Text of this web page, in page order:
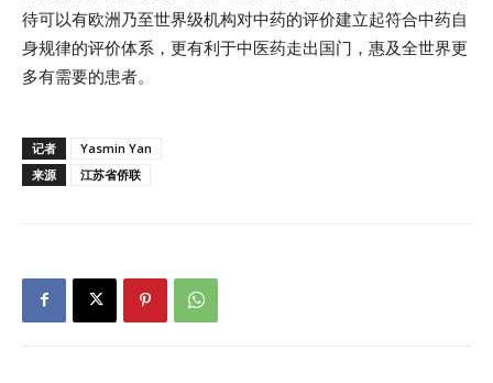
待可以有欧洲乃至世界级机构对中药的评价建立起符合中药自
身规律的评价体系，更有利于中医药走出国门，惠及全世界更
多有需要的患者。
记者
Yasmin Yan
来源
江苏省侨联